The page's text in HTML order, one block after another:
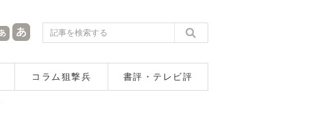
コラム狙撃兵 書評・テレビ評